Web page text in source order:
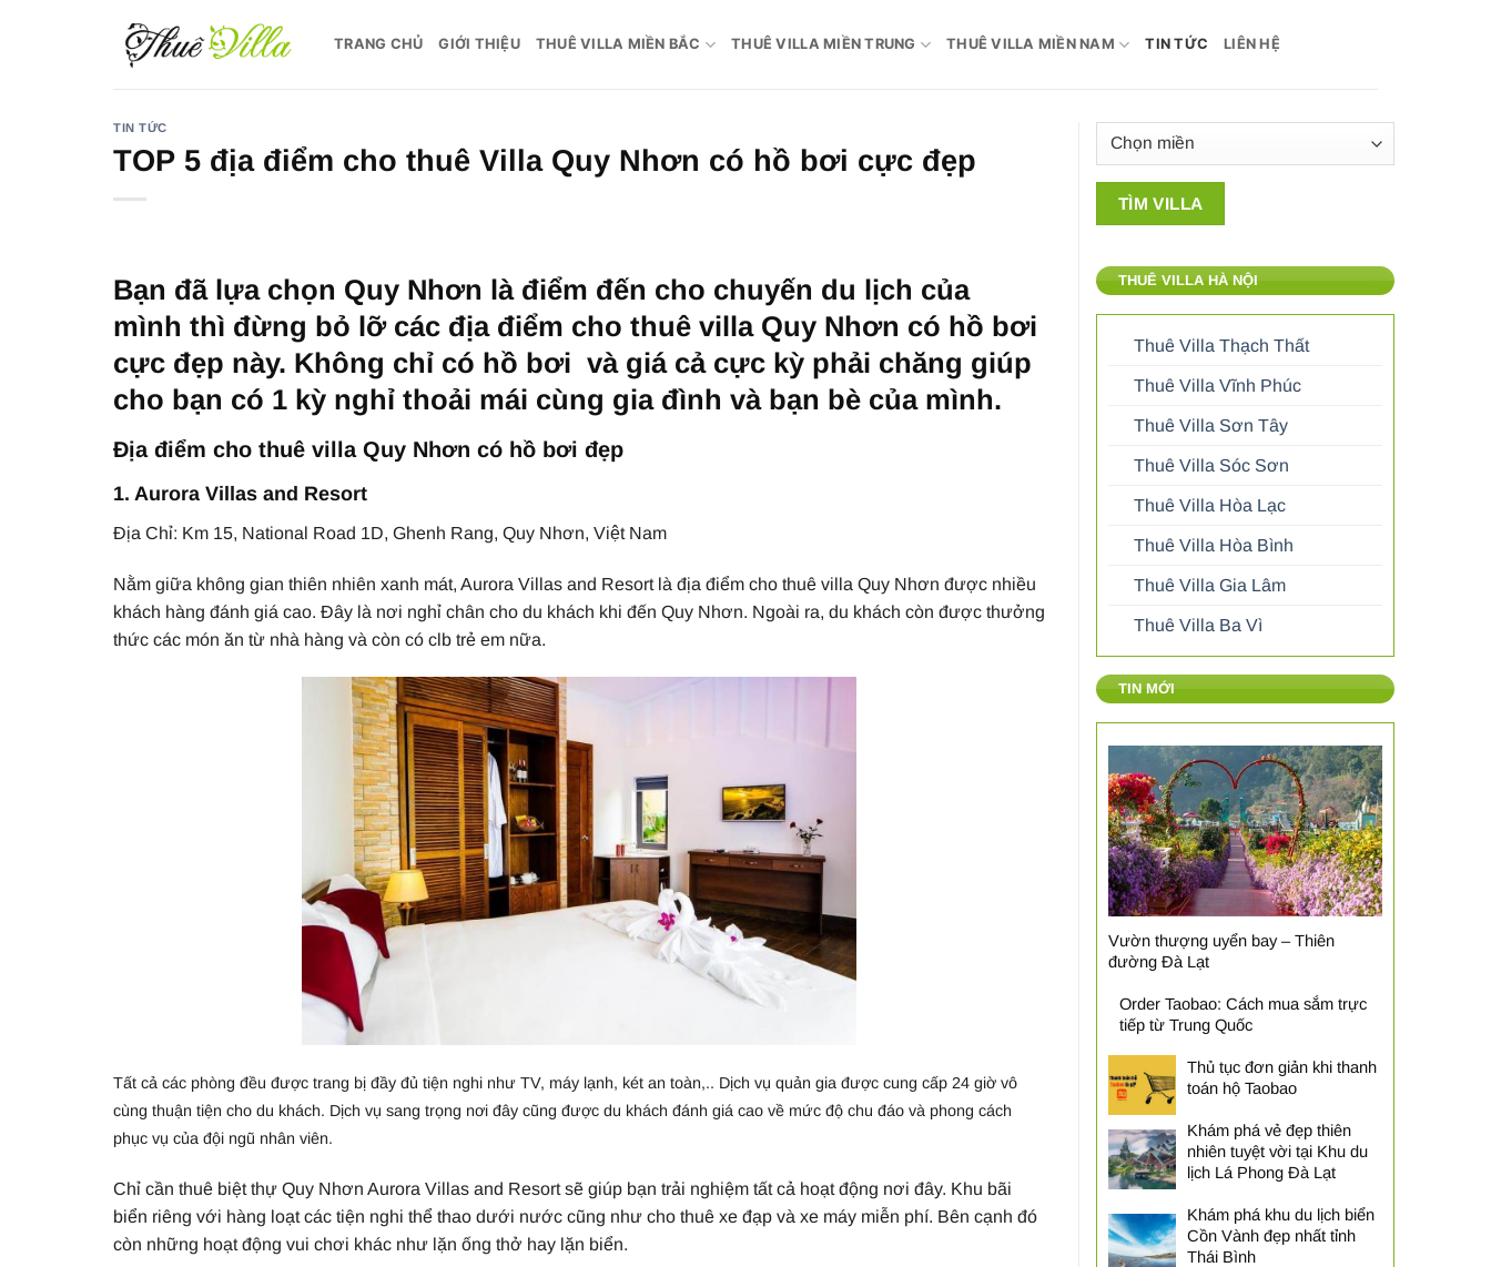
TRANG CHỦ GIỚI THIỆU THUÊ VILLA MIỀN BẮC THUÊ VILLA MIỀN TRUNG THUÊ VILLA MIỀN NAM TIN TỨC LIÊN HỆ
TIN TỨC
TOP 5 địa điểm cho thuê Villa Quy Nhơn có hồ bơi cực đẹp
Bạn đã lựa chọn Quy Nhơn là điểm đến cho chuyến du lịch của
mình thì đừng bỏ lỡ các địa điểm cho thuê villa Quy Nhơn có hồ bơi
cực đẹp này. Không chỉ có hồ bơi và giá cả cực kỳ phải chăng giúp
cho bạn có 1 kỳ nghỉ thoải mái cùng gia đình và bạn bè của mình.
Địa điểm cho thuê villa Quy Nhơn có hồ bơi đẹp
1. Aurora Villas and Resort
Địa Chỉ: Km 15, National Road 1D, Ghenh Rang, Quy Nhơn, Việt Nam
Nằm giữa không gian thiên nhiên xanh mát, Aurora Villas and Resort là địa điểm cho thuê villa Quy Nhơn được nhiều
khách hàng đánh giá cao. Đây là nơi nghỉ chân cho du khách khi đến Quy Nhơn. Ngoài ra, du khách còn được thưởng
thức các món ăn từ nhà hàng và còn có clb trẻ em nữa.
Tất cả các phòng đều được trang bị đầy đủ tiện nghi như TV, máy lạnh, két an toàn,.. Dịch vụ quản gia được cung cấp 24 giờ vô
cùng thuận tiện cho du khách. Dịch vụ sang trọng nơi đây cũng được du khách đánh giá cao về mức độ chu đáo và phong cách
phục vụ của đội ngũ nhân viên.
Chỉ cần thuê biệt thự Quy Nhơn Aurora Villas and Resort sẽ giúp bạn trải nghiệm tất cả hoạt động nơi đây. Khu bãi
biển riêng với hàng loạt các tiện nghi thể thao dưới nước cũng như cho thuê xe đạp và xe máy miễn phí. Bên cạnh đó
còn những hoạt động vui chơi khác như lặn ống thở hay lặn biển.
THUÊ VILLA HÀ NỘI
Thuê Villa Thạch Thất
Thuê Villa Vĩnh Phúc
Thuê Villa Sơn Tây
Thuê Villa Sóc Sơn
Thuê Villa Hòa Lạc
Thuê Villa Hòa Bình
Thuê Villa Gia Lâm
Thuê Villa Ba Vì
TIN MỚI
Vườn thượng uyển bay – Thiên
đường Đà Lạt
Order Taobao: Cách mua sắm trực
tiếp từ Trung Quốc
Thủ tục đơn giản khi thanh
toán hộ Taobao
Khám phá vẻ đẹp thiên
nhiên tuyệt vời tại Khu du
lịch Lá Phong Đà Lạt
Khám phá khu du lịch biển
Cồn Vành đẹp nhất tỉnh
Thái Bình